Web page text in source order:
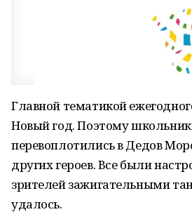
Главной тематикой
Новый год. Поэтому
перевоплотились в Дедов
других героев. Все были
зрителей зажигательными
удалось.